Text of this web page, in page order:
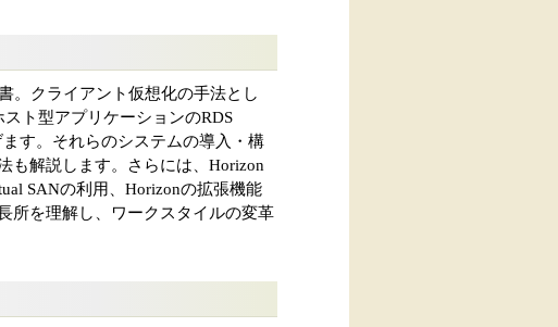
。クライアント仮想化の手法とし
ト型アプリケーションのRDS
す。それらのシステムの導入・構
も解説します。さらには、Horizon
SANの利用、Horizonの拡張機能
所を理解し、ワークスタイルの変革